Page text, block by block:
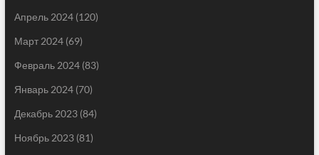
Апрель 2024(120)
Март 2024(69)
Февраль 2024(83)
Январь 2024(70)
Декабрь 2023(84)
Ноябрь 2023(81)